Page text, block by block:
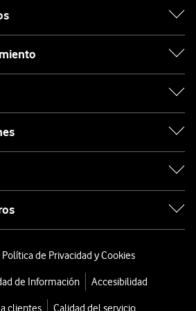
Política de Privacidad y Cookies
de Información Accesibilidad
clientes Calidad del servicio